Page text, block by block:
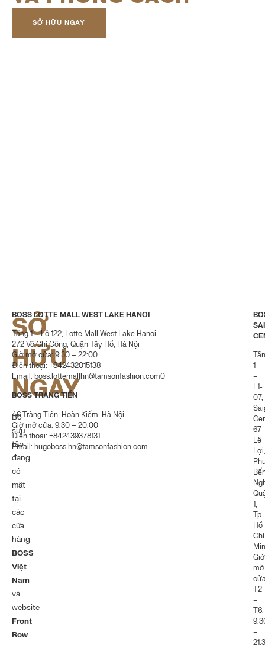
SỞ HỮU NGAY
SỞ
HỮU
NGAY
Bộ
sưu
tập
đang
có
mặt
tại
các
cửa
hàng
BOSS
Việt
Nam
và
website
Front
Row
BOSS LOTTE MALL WEST LAKE HANOI
Tầng 1 – Lô 122, Lotte Mall West Lake Hanoi
272 Võ Chí Công, Quận Tây Hồ, Hà Nội
Giờ mở cửa: 9:30 – 22:00
Điện thoại: +842432015138
Email: boss.lottemallhn@tamsonfashion.com0
BOSS TRÀNG TIỀN
46 Tràng Tiền, Hoàn Kiếm, Hà Nội
Giờ mở cửa: 9:30 – 20:00
Điện thoại: +842439378131
Email: hugoboss.hn@tamsonfashion.com
1
–
L1-
07,
67
Lê
Lợi,
1,
Tp.
Hồ
Chí
Giờ
mở
T2
–
T6:
–